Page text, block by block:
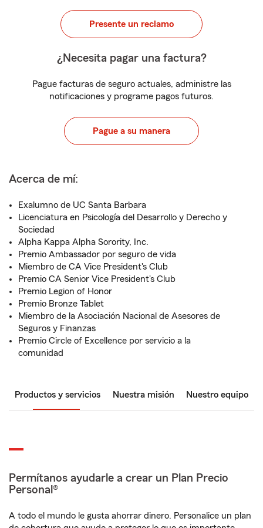
Presente un reclamo
¿Necesita pagar una factura?
Pague facturas de seguro actuales, administre las
notificaciones y programe pagos futuros.
Pague a su manera
Acerca de mí:
Exalumno de UC Santa Barbara
Licenciatura en Psicología del Desarrollo y Derecho y
Sociedad
Alpha Kappa Alpha Sorority, Inc.
Premio Ambassador por seguro de vida
Miembro de CA Vice President's Club
Premio CA Senior Vice President's Club
Premio Legion of Honor
Premio Bronze Tablet
Miembro de la Asociación Nacional de Asesores de
Seguros y Finanzas
Premio Circle of Excellence por servicio a la
comunidad
Productos y servicios Nuestra misión Nuestro equipo
Permítanos ayudarle a crear un Plan Precio
Personal®
A todo el mundo le gusta ahorrar dinero. Personalice un plan